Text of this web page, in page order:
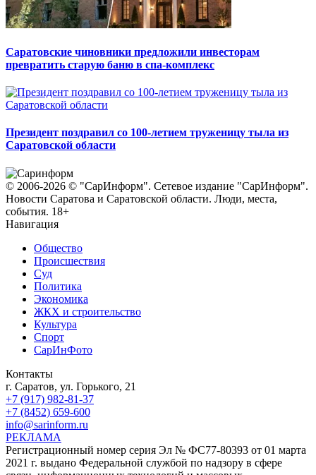
Саратовские чиновники предложили инвесторам
превратить старую баню в спа-комплекс
Президент поздравил со 100-летием труженицу тыла из
Саратовской области
© 2006-2026 © "СарИнформ". Сетевое издание "СарИнформ".
Новости Саратова и Саратовской области. Люди, места,
события. 18+
Навигация
Общество
Происшествия
Суд
Политика
Экономика
ЖКХ и строительство
Культура
Спорт
СарИнФото
Контакты
г. Саратов, ул. Горького, 21
+7 (917) 982-81-37
+7 (8452) 659-600
info@sarinform.ru
РЕКЛАМА
Регистрационный номер серия Эл № ФС77-80393 от 01 марта
2021 г. выдано Федеральной службой по надзору в сфере